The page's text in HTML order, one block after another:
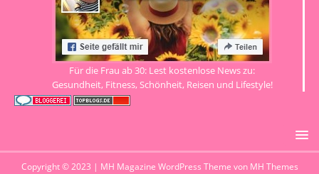
Für die Frau ab 30: Lest kostenlose News zu:
Gesundheit, Fitness, Schönheit, Reisen und Lifestyle!
Copyright © 2023 | MH Magazine WordPress Theme von MH Themes